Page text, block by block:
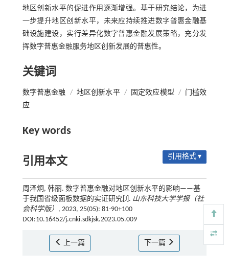
地区创新水平的促进作用逐渐增强。基于研究结论，为进
一步提升地区创新水平，未来应持续推进数字普惠金融基
础设施建设，实行差异化数字普惠金融发展策略，充分发
挥数字普惠金融服务地区创新发展的普惠性。
关键词
数字普惠金融 / 地区创新水平 / 固定效应模型 / 门槛效
应
Key words
引用本文 引用格式 ▾
周泽炯, 韩丽. 数字普惠金融对地区创新水平的影响——基
于我国省级面板数据的实证研究[J]. 山东科技大学学报（社
会科学版） , 2023, 25(05): 81-90+100
DOI:10.16452/j.cnki.sdkjsk.2023.05.009
上一篇 下一篇